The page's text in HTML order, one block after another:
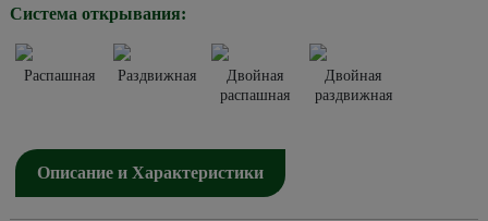
Система открывания:
Распашная Раздвижная
Двойная
распашная
Двойная
раздвижная
Описание и Характеристики